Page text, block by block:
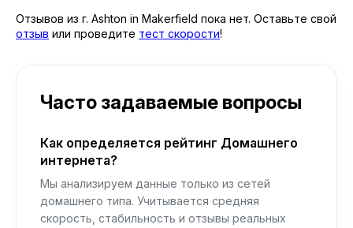
Отзывов из г. Ashton in Makerfield пока нет. Оставьте свой
отзыв или проведите тест скорости!
Часто задаваемые вопросы
Как определяется рейтинг Домашнего
интернета?
Мы анализируем данные только из сетей
домашнего типа. Учитывается средняя
скорость, стабильность и отзывы реальных